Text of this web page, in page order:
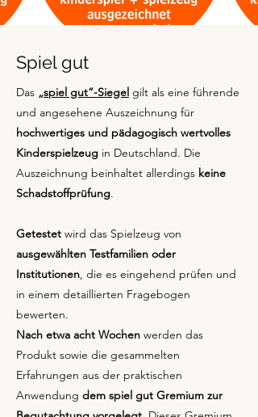
Spiel gut
Das „spiel gut“-Siegel gilt als eine führende
und angesehene Auszeichnung für
hochwertiges und pädagogisch wertvolles
Kinderspielzeug in Deutschland. Die
Auszeichnung beinhaltet allerdings keine
Schadstoffprüfung.
Getestet wird das Spielzeug von
ausgewählten Testfamilien oder
Institutionen, die es eingehend prüfen und
in einem detaillierten Fragebogen
bewerten.
Nach etwa acht Wochen werden das
Produkt sowie die gesammelten
Erfahrungen aus der praktischen
Anwendung dem spiel gut Gremium zur